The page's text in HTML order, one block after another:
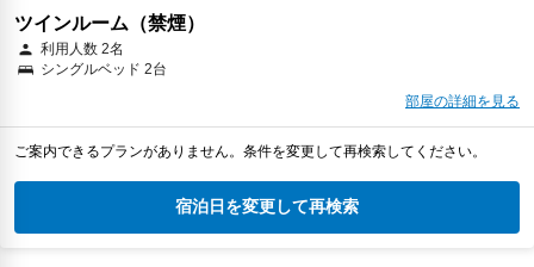
ツインルーム（禁煙）
利用人数 2名
シングルベッド 2台
部屋の詳細を見る
ご案内できるプランがありません。条件を変更して再検索してください。
宿泊日を変更して再検索